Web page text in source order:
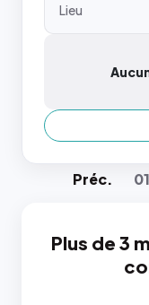
Lieu
Préc. 01
Plus de 3